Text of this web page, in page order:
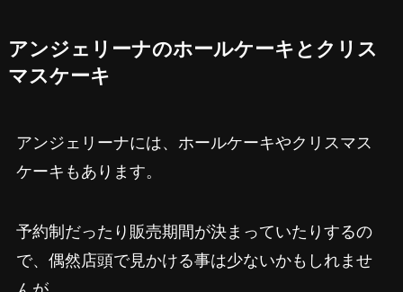
アンジェリーナのホールケーキとクリス
マスケーキ
アンジェリーナには、ホールケーキやクリスマス
ケーキもあります。
予約制だったり販売期間が決まっていたりするの
で、偶然店頭で見かける事は少ないかもしれませ